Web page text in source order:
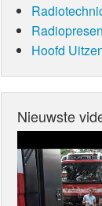
Hoofd
Nieuwste